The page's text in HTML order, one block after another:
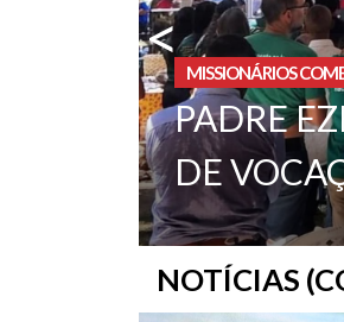
< MISSIONÁRIOS
PADRE
DE
NOTÍCIAS